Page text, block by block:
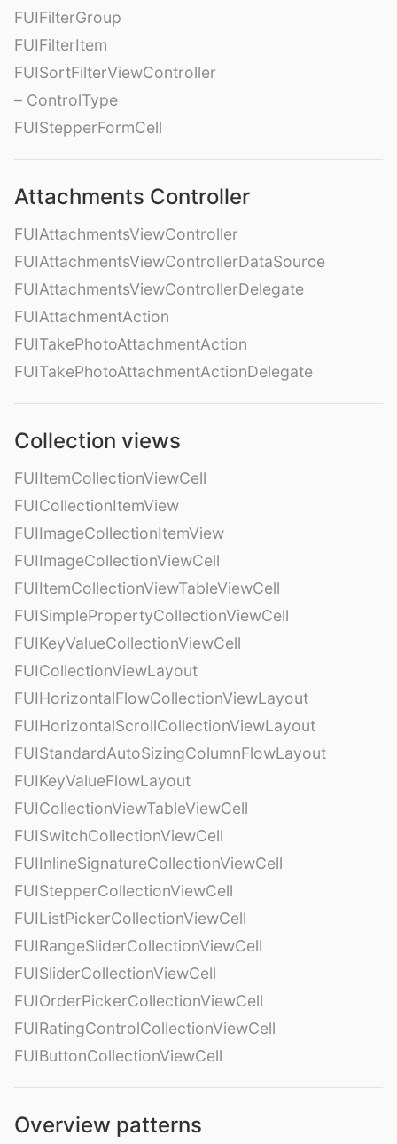
FUIFilterGroup
FUIFilterItem
FUISortFilterViewController
– ControlType
FUIStepperFormCell
Attachments Controller
FUIAttachmentsViewController
FUIAttachmentsViewControllerDataSource
FUIAttachmentsViewControllerDelegate
FUIAttachmentAction
FUITakePhotoAttachmentAction
FUITakePhotoAttachmentActionDelegate
Collection views
FUIItemCollectionViewCell
FUICollectionItemView
FUIImageCollectionItemView
FUIImageCollectionViewCell
FUIItemCollectionViewTableViewCell
FUISimplePropertyCollectionViewCell
FUIKeyValueCollectionViewCell
FUICollectionViewLayout
FUIHorizontalFlowCollectionViewLayout
FUIHorizontalScrollCollectionViewLayout
FUIStandardAutoSizingColumnFlowLayout
FUIKeyValueFlowLayout
FUICollectionViewTableViewCell
FUISwitchCollectionViewCell
FUIInlineSignatureCollectionViewCell
FUIStepperCollectionViewCell
FUIListPickerCollectionViewCell
FUIRangeSliderCollectionViewCell
FUISliderCollectionViewCell
FUIOrderPickerCollectionViewCell
FUIRatingControlCollectionViewCell
FUIButtonCollectionViewCell
Overview patterns